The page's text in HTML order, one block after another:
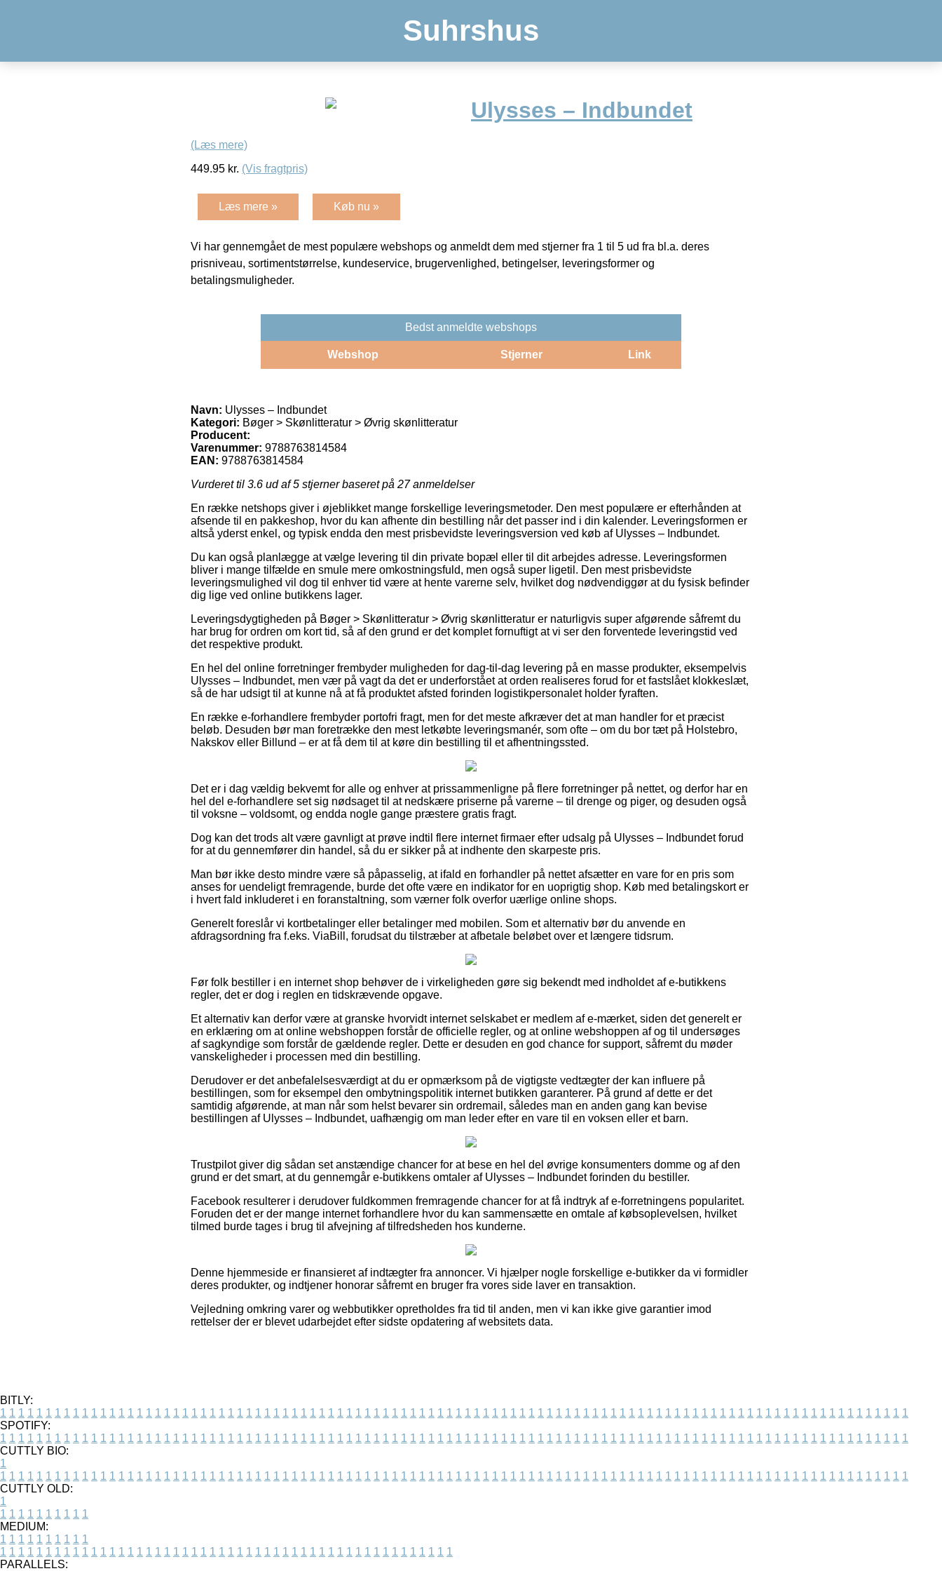
Suhrshus
Ulysses – Indbundet
(Læs mere)
449.95 kr. (Vis fragtpris)
Læs mere » Køb nu »
Vi har gennemgået de mest populære webshops og anmeldt dem med stjerner fra 1 til 5 ud fra bl.a. deres
prisniveau, sortimentstørrelse, kundeservice, brugervenlighed, betingelser, leveringsformer og
betalingsmuligheder.
Bedst anmeldte webshops
Webshop Stjerner Link
Navn: Ulysses – Indbundet
Kategori: Bøger > Skønlitteratur > Øvrig skønlitteratur
Producent:
Varenummer: 9788763814584
EAN: 9788763814584
Vurderet til 3.6 ud af 5 stjerner baseret på 27anmeldelser
En række netshops giver i øjeblikket mange forskellige leveringsmetoder. Den mest populære er efterhånden at
afsende til en pakkeshop, hvor du kan afhente din bestilling når det passer ind i din kalender. Leveringsformen er
altså yderst enkel, og typisk endda den mest prisbevidste leveringsversion ved køb af Ulysses – Indbundet.
Du kan også planlægge at vælge levering til din private bopæl eller til dit arbejdes adresse. Leveringsformen
bliver i mange tilfælde en smule mere omkostningsfuld, men også super ligetil. Den mest prisbevidste
leveringsmulighed vil dog til enhver tid være at hente varerne selv, hvilket dog nødvendiggør at du fysisk befinder
dig lige ved online butikkens lager.
Leveringsdygtigheden på Bøger > Skønlitteratur > Øvrig skønlitteratur er naturligvis super afgørende såfremt du
har brug for ordren om kort tid, så af den grund er det komplet fornuftigt at vi ser den forventede leveringstid ved
det respektive produkt.
En hel del online forretninger frembyder muligheden for dag-til-dag levering på en masse produkter, eksempelvis
Ulysses – Indbundet, men vær på vagt da det er underforstået at orden realiseres forud for et fastslået klokkeslæt,
så de har udsigt til at kunne nå at få produktet afsted forinden logistikpersonalet holder fyraften.
En række e-forhandlere frembyder portofri fragt, men for det meste afkræver det at man handler for et præcist
beløb. Desuden bør man foretrække den mest letkøbte leveringsmanér, som ofte – om du bor tæt på Holstebro,
Nakskov eller Billund – er at få dem til at køre din bestilling til et afhentningssted.
Det er i dag vældig bekvemt for alle og enhver at prissammenligne på flere forretninger på nettet, og derfor har en
hel del e-forhandlere set sig nødsaget til at nedskære priserne på varerne – til drenge og piger, og desuden også
til voksne – voldsomt, og endda nogle gange præstere gratis fragt.
Dog kan det trods alt være gavnligt at prøve indtil flere internet firmaer efter udsalg på Ulysses – Indbundet forud
for at du gennemfører din handel, så du er sikker på at indhente den skarpeste pris.
Man bør ikke desto mindre være så påpasselig, at ifald en forhandler på nettet afsætter en vare for en pris som
anses for uendeligt fremragende, burde det ofte være en indikator for en uoprigtig shop. Køb med betalingskort er
i hvert fald inkluderet i en foranstaltning, som værner folk overfor uærlige online shops.
Generelt foreslår vi kortbetalinger eller betalinger med mobilen. Som et alternativ bør du anvende en
afdragsordning fra f.eks. ViaBill, forudsat du tilstræber at afbetale beløbet over et længere tidsrum.
Før folk bestiller i en internet shop behøver de i virkeligheden gøre sig bekendt med indholdet af e-butikkens
regler, det er dog i reglen en tidskrævende opgave.
Et alternativ kan derfor være at granske hvorvidt internet selskabet er medlem af e-mærket, siden det generelt er
en erklæring om at online webshoppen forstår de officielle regler, og at online webshoppen af og til undersøges
af sagkyndige som forstår de gældende regler. Dette er desuden en god chance for support, såfremt du møder
vanskeligheder i processen med din bestilling.
Derudover er det anbefalelsesværdigt at du er opmærksom på de vigtigste vedtægter der kan influere på
bestillingen, som for eksempel den ombytningspolitik internet butikken garanterer. På grund af dette er det
samtidig afgørende, at man når som helst bevarer sin ordremail, således man en anden gang kan bevise
bestillingen af Ulysses – Indbundet, uafhængig om man leder efter en vare til en voksen eller et barn.
Trustpilot giver dig sådan set anstændige chancer for at bese en hel del øvrige konsumenters domme og af den
grund er det smart, at du gennemgår e-butikkens omtaler af Ulysses – Indbundet forinden du bestiller.
Facebook resulterer i derudover fuldkommen fremragende chancer for at få indtryk af e-forretningens popularitet.
Foruden det er der mange internet forhandlere hvor du kan sammensætte en omtale af købsoplevelsen, hvilket
tilmed burde tages i brug til afvejning af tilfredsheden hos kunderne.
Denne hjemmeside er finansieret af indtægter fra annoncer. Vi hjælper nogle forskellige e-butikker da vi formidler
deres produkter, og indtjener honorar såfremt en bruger fra vores side laver en transaktion.
Vejledning omkring varer og webbutikker opretholdes fra tid til anden, men vi kan ikke give garantier imod
rettelser der er blevet udarbejdet efter sidste opdatering af websitets data.
BITLY:
1 1 1 1 1 1 1 1 1 1 1 1 1 1 1 1 1 1 1 1 1 1 1 1 1 1 1 1 1 1 1 1 1 1 1 1 1 1 1 1 1 1 1 1 1 1 1 1 1 1 1 1 1 1 1 1 1 1 1 1 1 1 1 1 1 1 1 1 1 1 1 1 1 1 1 1 1 1 1 1 1 1 1 1 1 1 1 1 1 1 1 1 1 1 1 1 1 1 1 1
SPOTIFY:
1 1 1 1 1 1 1 1 1 1 1 1 1 1 1 1 1 1 1 1 1 1 1 1 1 1 1 1 1 1 1 1 1 1 1 1 1 1 1 1 1 1 1 1 1 1 1 1 1 1 1 1 1 1 1 1 1 1 1 1 1 1 1 1 1 1 1 1 1 1 1 1 1 1 1 1 1 1 1 1 1 1 1 1 1 1 1 1 1 1 1 1 1 1 1 1 1 1 1 1
CUTTLY BIO:
1
1 1 1 1 1 1 1 1 1 1 1 1 1 1 1 1 1 1 1 1 1 1 1 1 1 1 1 1 1 1 1 1 1 1 1 1 1 1 1 1 1 1 1 1 1 1 1 1 1 1 1 1 1 1 1 1 1 1 1 1 1 1 1 1 1 1 1 1 1 1 1 1 1 1 1 1 1 1 1 1 1 1 1 1 1 1 1 1 1 1 1 1 1 1 1 1 1 1 1 1
CUTTLY OLD:
1
1 1 1 1 1 1 1 1 1 1
MEDIUM:
1 1 1 1 1 1 1 1 1 1
1 1 1 1 1 1 1 1 1 1 1 1 1 1 1 1 1 1 1 1 1 1 1 1 1 1 1 1 1 1 1 1 1 1 1 1 1 1 1 1 1 1 1 1 1 1 1 1 1 1
PARALLELS: